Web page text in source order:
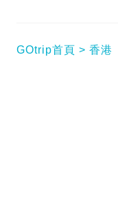
GOtrip首頁 香港